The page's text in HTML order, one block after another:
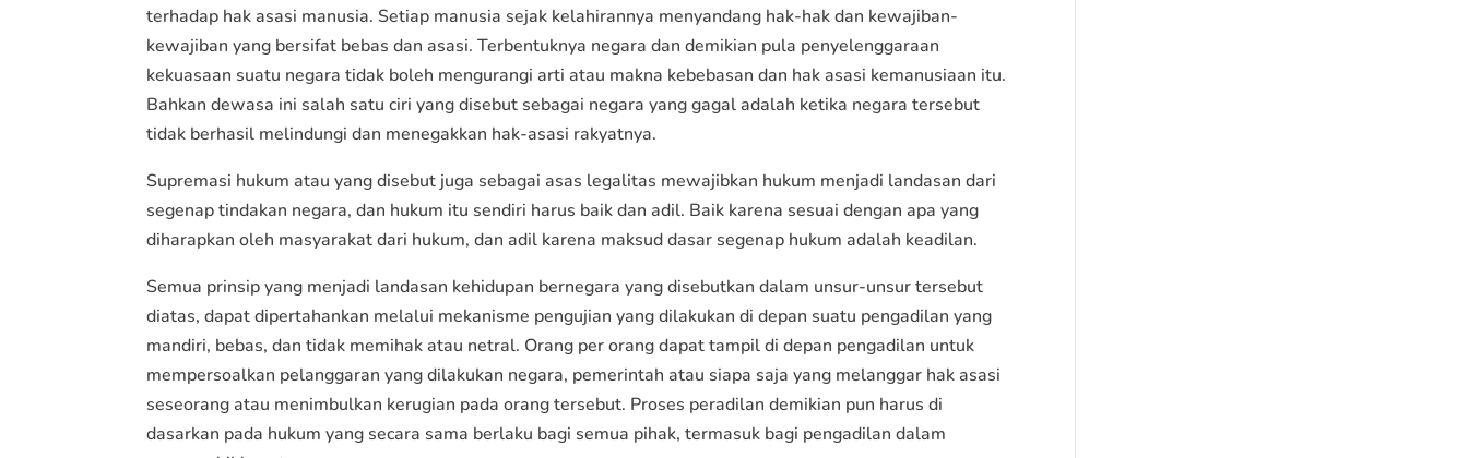
terhadap hak asasi manusia. Setiap manusia sejak kelahirannya menyandang hak-hak dan kewajiban-
kewajiban yang bersifat bebas dan asasi. Terbentuknya negara dan demikian pula penyelenggaraan
kekuasaan suatu negara tidak boleh mengurangi arti atau makna kebebasan dan hak asasi kemanusiaan itu.
Bahkan dewasa ini salah satu ciri yang disebut sebagai negara yang gagal adalah ketika negara tersebut
tidak berhasil melindungi dan menegakkan hak-asasi rakyatnya.
Supremasi hukum atau yang disebut juga sebagai asas legalitas mewajibkan hukum menjadi landasan dari
segenap tindakan negara, dan hukum itu sendiri harus baik dan adil. Baik karena sesuai dengan apa yang
diharapkan oleh masyarakat dari hukum, dan adil karena maksud dasar segenap hukum adalah keadilan.
Semua prinsip yang menjadi landasan kehidupan bernegara yang disebutkan dalam unsur-unsur tersebut
diatas, dapat dipertahankan melalui mekanisme pengujian yang dilakukan di depan suatu pengadilan yang
mandiri, bebas, dan tidak memihak atau netral. Orang per orang dapat tampil di depan pengadilan untuk
mempersoalkan pelanggaran yang dilakukan negara, pemerintah atau siapa saja yang melanggar hak asasi
seseorang atau menimbulkan kerugian pada orang tersebut. Proses peradilan demikian pun harus di
dasarkan pada hukum yang secara sama berlaku bagi semua pihak, termasuk bagi pengadilan dalam